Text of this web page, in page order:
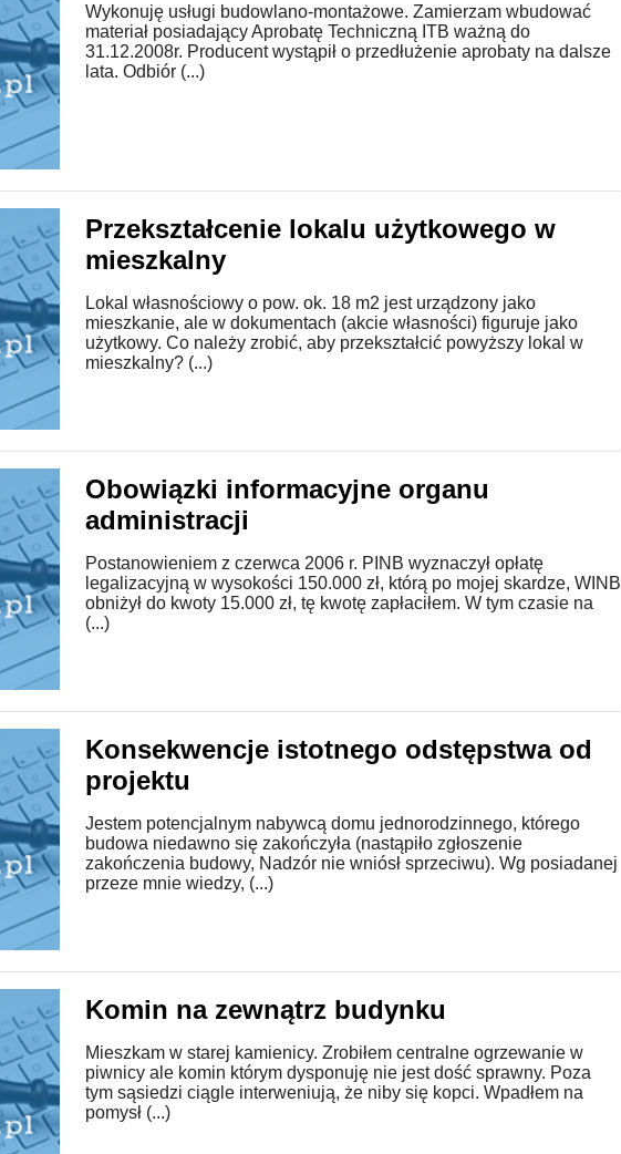
Wykonuję usługi budowlano-montażowe. Zamierzam wbudować
materiał posiadający Aprobatę Techniczną ITB ważną do
31.12.2008r. Producent wystąpił o przedłużenie aprobaty na dalsze
lata. Odbiór (...)
Przekształcenie lokalu użytkowego w
mieszkalny
Lokal własnościowy o pow. ok. 18 m2 jest urządzony jako
mieszkanie, ale w dokumentach (akcie własności) figuruje jako
użytkowy. Co należy zrobić, aby przekształcić powyższy lokal w
mieszkalny? (...)
Obowiązki informacyjne organu
administracji
Postanowieniem z czerwca 2006 r. PINB wyznaczył opłatę
legalizacyjną w wysokości 150.000 zł, którą po mojej skardze, WINB
obniżył do kwoty 15.000 zł, tę kwotę zapłaciłem. W tym czasie na
(...)
Konsekwencje istotnego odstępstwa od
projektu
Jestem potencjalnym nabywcą domu jednorodzinnego, którego
budowa niedawno się zakończyła (nastąpiło zgłoszenie
zakończenia budowy, Nadzór nie wniósł sprzeciwu). Wg posiadanej
przeze mnie wiedzy, (...)
Komin na zewnątrz budynku
Mieszkam w starej kamienicy. Zrobiłem centralne ogrzewanie w
piwnicy ale komin którym dysponuję nie jest dość sprawny. Poza
tym sąsiedzi ciągle interweniują, że niby się kopci. Wpadłem na
pomysł (...)